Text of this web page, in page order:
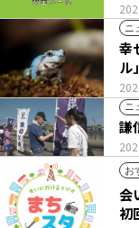
ニ
幸
ル
ニ
謙
お
会
初